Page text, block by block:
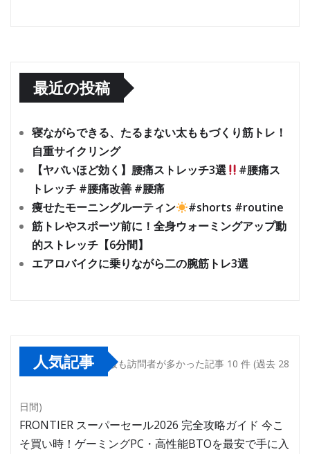
最近の投稿
寝ながらできる、たるまない太ももづくり筋トレ！
自重サイクリング
【ヤバいほど効く】腰痛ストレッチ3選
#腰痛ス
トレッチ #腰痛改善 #腰痛
痩せたモーニングルーティン
#shorts #routine
筋トレやスポーツ前に！全身ウォーミングアップ動
的ストレッチ【6分間】
エアロバイクに乗りながら二の腕筋トレ3選
人気記事 最も訪問者が多かった記事 10 件 (過去 28
日間)
FRONTIER スーパーセール2026 完全攻略ガイド 今こ
そ買い時！ゲーミングPC・高性能BTOを最安で手に入